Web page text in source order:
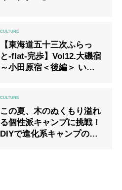
【東海道五十三次ふらっ
と-flat-完歩】Vol12.大磯宿
～小田原宿＜後編＞ いざ、
この夏、木のぬくもり溢れ
る個性派キャンプに挑戦！
DIYで進化系キャンプの魅